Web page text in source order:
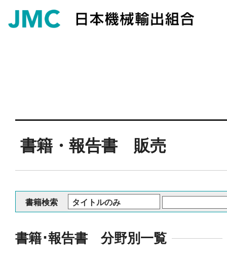
書籍・報告書 販売
書籍検索
書籍･報告書 分野別一覧